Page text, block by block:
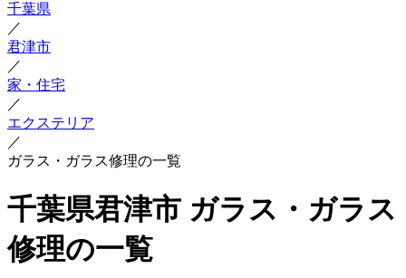
千葉県
／
君津市
／
家・住宅
／
エクステリア
／
ガラス・ガラス修理の一覧
千葉県君津市 ガラス・ガラス
修理の一覧